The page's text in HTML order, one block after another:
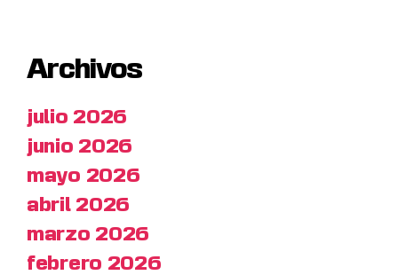
Archivos
julio 2026
junio 2026
mayo 2026
abril 2026
marzo 2026
febrero 2026